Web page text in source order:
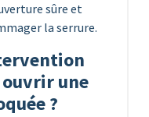
sûre et
la serrure.
une
?